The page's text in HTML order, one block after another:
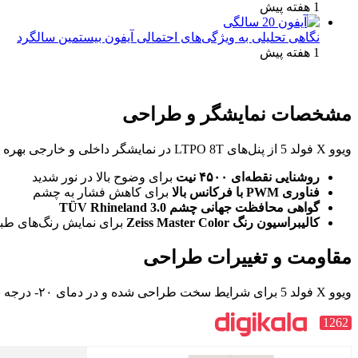
1 هفته پیش
نگاهی تحلیلی به ویژگی‌های احتمالی آیفون بیستمین سالگرد
1 هفته پیش
مشخصات نمایشگر و طراحی
ویوو X فولد 5 از پنل‌های LTPO 8T در نمایشگر داخلی و خارجی بهره می‌برد، که نرخ نوسازی تطبیقی و تراکم پیکسلی بالا را ارائه می‌دهد.
روشنایی نقطه‌ای ۴۵۰۰ نیت
برای وضوح بالا در نور شدید
فناوری PWM با فرکانس بالا
برای کاهش فشار به چشم
گواهی محافظت جهانی چشم TÜV Rhineland 3.0
کالیبراسیون رنگ Zeiss Master Color
برای نمایش رنگ‌های
مقاومت و تغییرات طراحی
ویوو X فولد 5 برای شرایط سخت طراحی شده و در دمای ۲۰- درجه سانتی‌گراد عملکرد پایدار دارد. همچنین، دارای استاندارد IP5X برای مقاومت در برابر گردوغبار و IPX9 برای مقاومت در برابر آب است.
1262